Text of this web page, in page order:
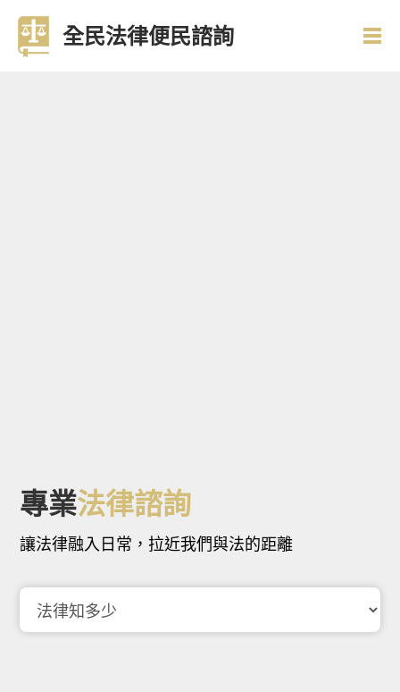
全民法律便民諮詢
專業法律諮詢
讓法律融入日常，拉近我們與法的距離